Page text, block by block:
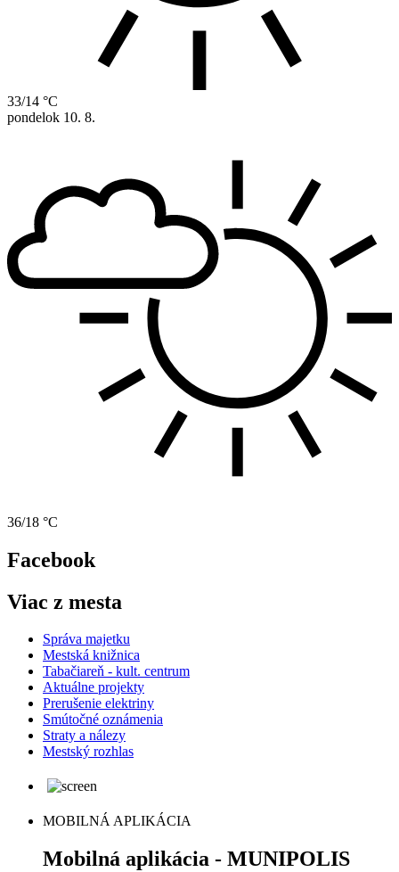
33/14 °C
pondelok 10. 8.
36/18 °C
Facebook
Viac z mesta
Správa majetku
Mestská knižnica
Tabačiareň - kult. centrum
Aktuálne projekty
Prerušenie elektriny
Smútočné oznámenia
Straty a nálezy
Mestský rozhlas
MOBILNÁ APLIKÁCIA
Mobilná aplikácia - MUNIPOLIS